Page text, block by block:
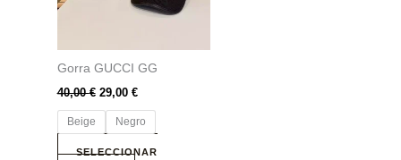
Gorra GUCCI GG
40,00€ 29,00 €
Beige Negro
SELECCIONAR
opciones
pueden
elegir
en
la
página
de